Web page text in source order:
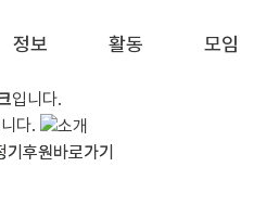
정보 활동 모임
입니다.
다.